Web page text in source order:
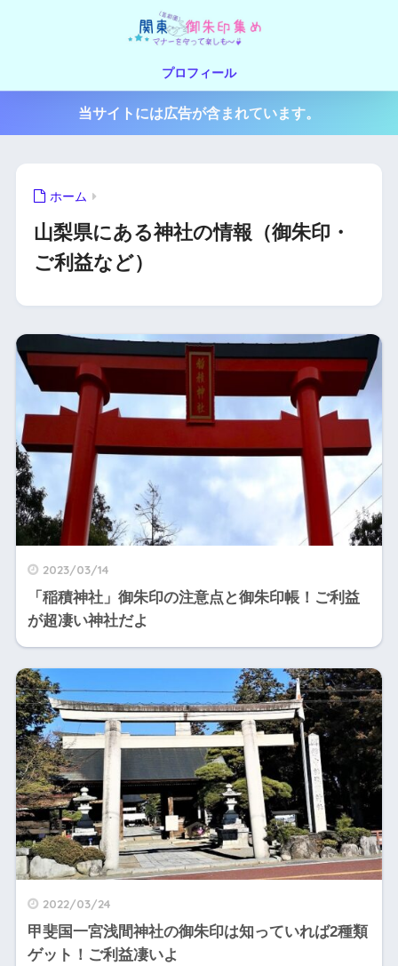
プロフィール
当サイトには広告が含まれています。
ホーム
山梨県にある神社の情報（御朱印・
ご利益など）
2023/03/14
「稲積神社」御朱印の注意点と御朱印帳！ご利益
が超凄い神社だよ
2022/03/24
甲斐国一宮浅間神社の御朱印は知っていれば2種類
ゲット！ご利益凄いよ